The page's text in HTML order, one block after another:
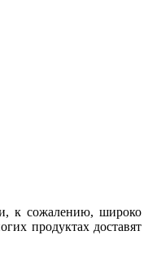
и, к сожалению, широко
продуктах доставят